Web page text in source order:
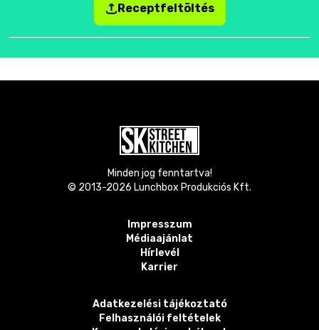
Receptfeltöltés
Minden jog fenntartva!
© 2013-2026 Lunchbox Produkciós Kft.
Impresszum
Médiaajánlat
Hírlevél
Karrier
Adatkezelési tájékoztató
Felhasználói feltételek